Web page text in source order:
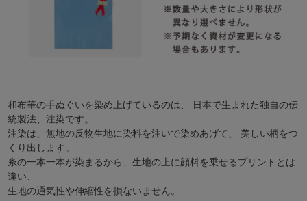
和布華の手ぬぐいを染め上げているのは、 日本で生まれた独自の伝
統製法、注染です。
注染は、無地の反物生地に染料を注いで染めあげて、 美しい柄をつ
くり出します。
糸の一本一本が染まるから、生地の上に顔料を乗せるプリントとは
違い、
生地の通気性や伸縮性を損ないません。